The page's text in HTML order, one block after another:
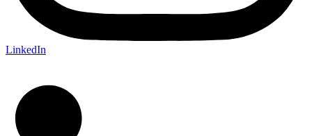
LinkedIn